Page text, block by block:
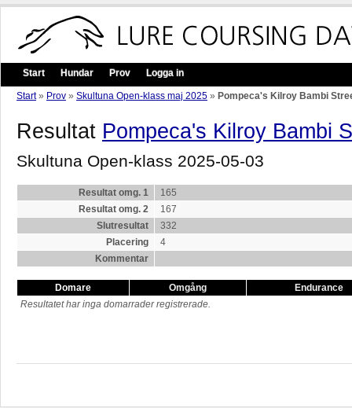
Start Hundar Prov Logga in
Start» Prov » Skultuna Open-klass maj 2025 » Pompeca's Kilroy Bambi
Resultat Pompeca's Kilroy Bambi
Skultuna Open-klass 2025-05-03
Resultat omg. 1
165
Resultat omg. 2
167
Slutresultat
332
Placering
4
Kommentar
Domare Omgång
Endurance
Resultatet har inga domarrader registrerade.